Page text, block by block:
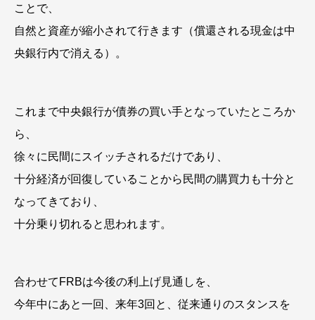
ことで、
自然と資産が縮小されて行きます（償還される現金は中
央銀行内で消える）。
これまで中央銀行が債券の買い手となっていたところか
ら、
徐々に民間にスイッチされるだけであり、
十分経済が回復していることから民間の購買力も十分と
なってきており、
十分乗り切れると思われます。
合わせてFRBは今後の利上げ見通しを、
今年中にあと一回、来年3回と、従来通りのスタンスを